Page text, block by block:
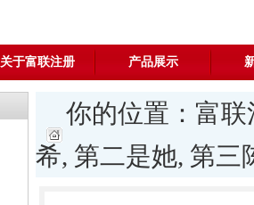
关于富联注册 产品展示
你的位置： 富联
希, 第二是她, 第三